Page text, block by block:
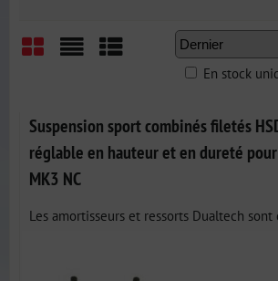
En stock
Suspension sport combinés filetés
réglable en hauteur et en dureté pour
MK3 NC
Les amortisseurs et ressorts Dualtech sont